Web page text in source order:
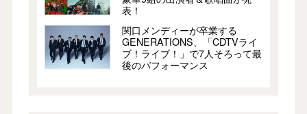
表！
関口メンディーが卒業する
GENERATIONS、「CDTVライ
ブ！ライブ！」で7人そろって最
後のパフォーマンス